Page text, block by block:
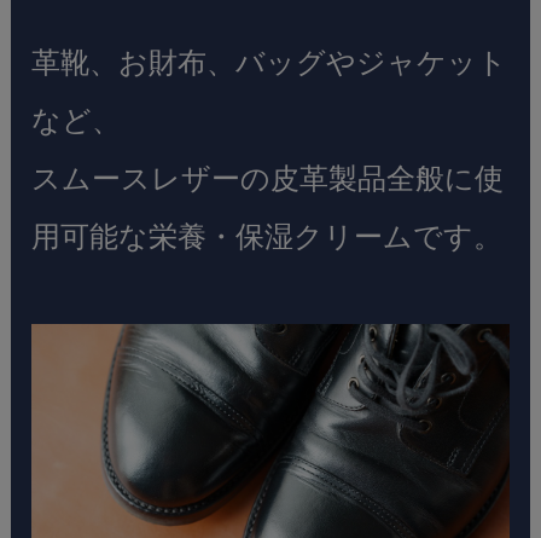
革靴、お財布、バッグやジャケット
など、
スムースレザーの皮革製品全般に使
用可能な栄養・保湿クリームです。